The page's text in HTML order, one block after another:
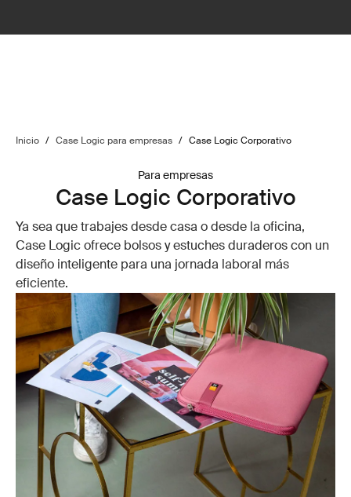
Inicio / Case Logic para empresas / Case Logic Corporativo
Para empresas
Case Logic Corporativo
Ya sea que trabajes desde casa o desde la oficina,
Case Logic ofrece bolsos y estuches duraderos con un
diseño inteligente para una jornada laboral más
eficiente.